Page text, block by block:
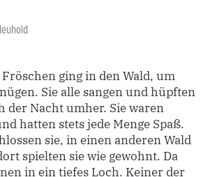
ging in den Wald, um
Sie alle sangen und hüpften
der Nacht umher. Sie waren
hatten stets jede Menge Spaß.
sie, in einen anderen Wald
spielten sie wie gewohnt. Da
in ein tiefes Loch. Keiner der